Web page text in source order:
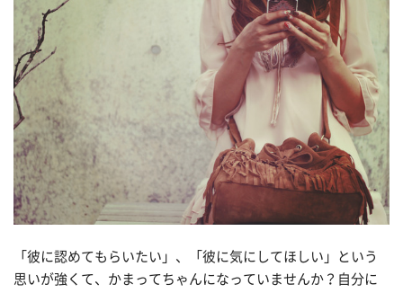
「彼に認めてもらいたい」、「彼に気にしてほしい」という
思いが強くて、かまってちゃんになっていませんか？自分に